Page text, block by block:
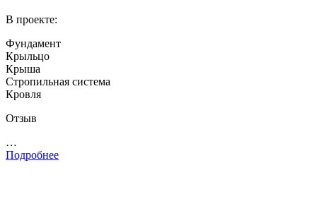
В проекте:
Фундамент
Крыльцо
Крыша
Стропильная система
Кровля
Отзыв
…
Подробнее